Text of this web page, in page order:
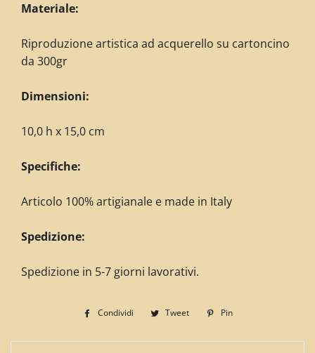
Materiale:
Riproduzione artistica ad acquerello su cartoncino
da 300gr
Dimensioni:
10,0 h x 15,0 cm
Specifiche:
Articolo 100% artigianale e made in Italy
Spedizione:
Spedizione in 5-7 giorni lavorativi.
Condividi
Condividi
Facebook
Tweet
Twitta
Twitter
Pin
Pinterest